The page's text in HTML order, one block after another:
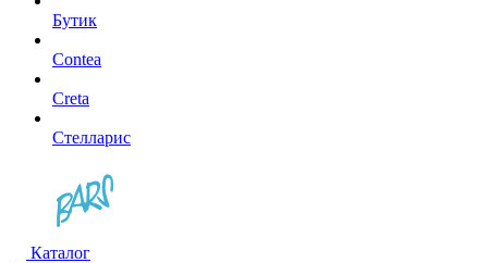
Бутик
Contea
Creta
Стелларис
Каталог